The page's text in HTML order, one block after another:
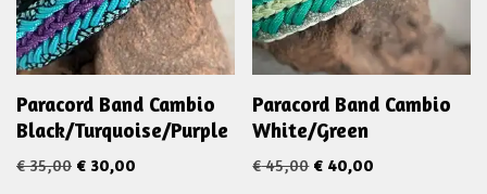
Paracord Band Cambio
Black/Turquoise/Purple
€35,00 € 30,00
Paracord Band Cambio
White/Green
€45,00 € 40,00